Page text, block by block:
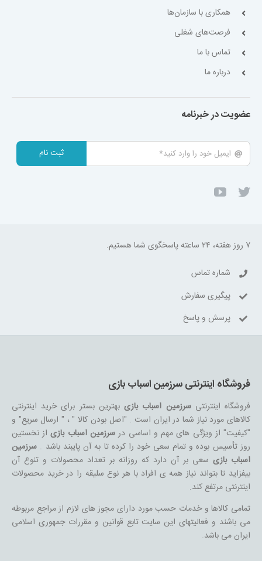
همکاری با سازمان‌ها
فرصت‌های شغلی
تماس با ما
درباره ما
عضویت در خبرنامه
ثبت نام
۷ روز هفته، ۲۴ ساعته پاسخگوی شما هستیم.
شماره تماس
پیگیری سفارش
پرسش و پاسخ
فروشگاه اینترنتی سرزمین اسباب بازی
فروشگاه اینترنتیسرزمین اسباب بازیبهترین بستر برای خرید اینترنتی
کالاهای مورد نیاز شما در ایران است . "اصل بودن کالا " ، " ارسال سریع" و
"کیفیت" از ویژگی های مهم و اساسی در سرزمین اسباب بازیاز نخستین
روز تأسیس بوده و تمام سعی خود را کرده تا به آن پایبند باشد .سرزمین
اسباب بازیسعی بر آن دارد که روزانه بر تعداد محصولات و تنوع آن
بیفزاید تا بتواند نیاز همه ی افراد با هر نوع سلیقه را در خرید محصولات
اینترنتی مرتفع کند.
تمامی کالاها و خدمات حسب مورد دارای مجوز های لازم از مراجع مربوطه
می باشند و فعالیتهای این سایت تابع قوانین و مقررات جمهوری اسلامی
ایران می باشد.